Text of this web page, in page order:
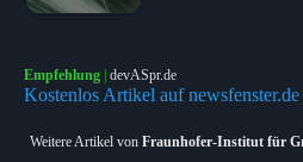
Empfehlung | devASpr.de
Kostenlos Artikel auf
Weitere Artikel von Fraunhofer-Institut für